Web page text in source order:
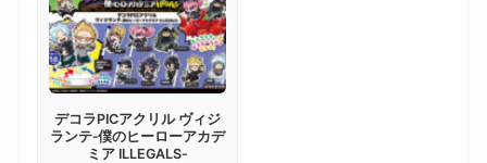
デコラPICアクリル ヴィジ
ランテ‐僕のヒーローアカデ
ミア ILLEGALS‐